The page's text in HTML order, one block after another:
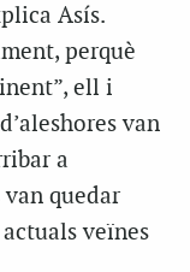
Asís.
perquè
ell i
van
a
quedar
veïnes